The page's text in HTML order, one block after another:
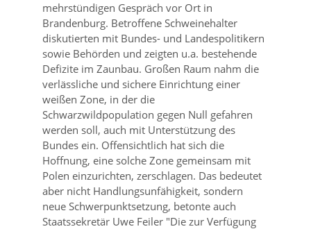
mehrstündigen Gespräch vor Ort in
Brandenburg. Betroffene Schweinehalter
diskutierten mit Bundes- und Landespolitikern
sowie Behörden und zeigten u.a. bestehende
Defizite im Zaunbau. Großen Raum nahm die
verlässliche und sichere Einrichtung einer
weißen Zone, in der die
Schwarzwildpopulation gegen Null gefahren
werden soll, auch mit Unterstützung des
Bundes ein. Offensichtlich hat sich die
Hoffnung, eine solche Zone gemeinsam mit
Polen einzurichten, zerschlagen. Das bedeutet
aber nicht Handlungsunfähigkeit, sondern
neue Schwerpunktsetzung, betonte auch
Staatssekretär Uwe Feiler Die zur Verfügung